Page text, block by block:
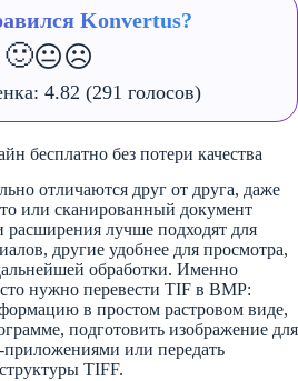
Konvertus?
🙂😐☹️
4.82 (291 голосов)
бесплатно без потери качества
отличаются друг от друга, даже
или сканированный документ
расширения лучше подходят для
другие удобнее для просмотра,
обработки. Именно
нужно перевести TIF в BMP:
в простом растровом виде,
подготовить изображение для
или передать
TIFF.